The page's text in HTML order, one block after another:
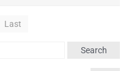
Last
Search